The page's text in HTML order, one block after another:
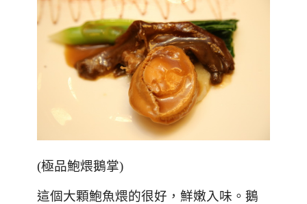
(極品鮑煨鵝掌)
這個大顆鮑魚煨的很好，鮮嫩入味。鵝